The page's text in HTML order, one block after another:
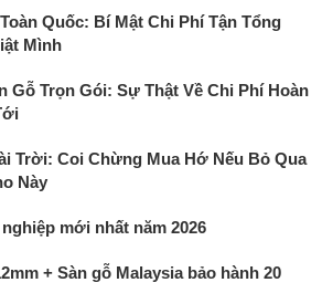
Quốc: Bí Mật Chi Phí Tận Tổng
Mình
Gỗ Trọn Gói: Sự Thật Về Chi Phí Hoàn
Trời: Coi Chừng Mua Hớ Nếu Bỏ Qua
Này
mới nhất năm 2026
+ Sàn gỗ Malaysia bảo hành 20